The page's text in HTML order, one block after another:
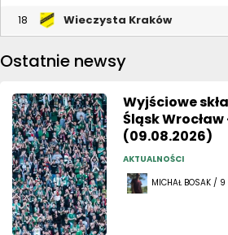
18 Wieczysta Kraków
Ostatnie newsy
Wyjściowe
Śląsk
(09.08.2026)
AKTUALNOŚCI
MICHAŁ BOSAK / 9